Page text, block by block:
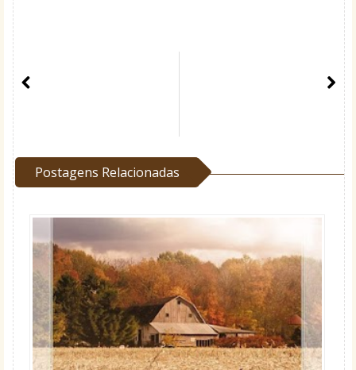
Postagens Relacionadas